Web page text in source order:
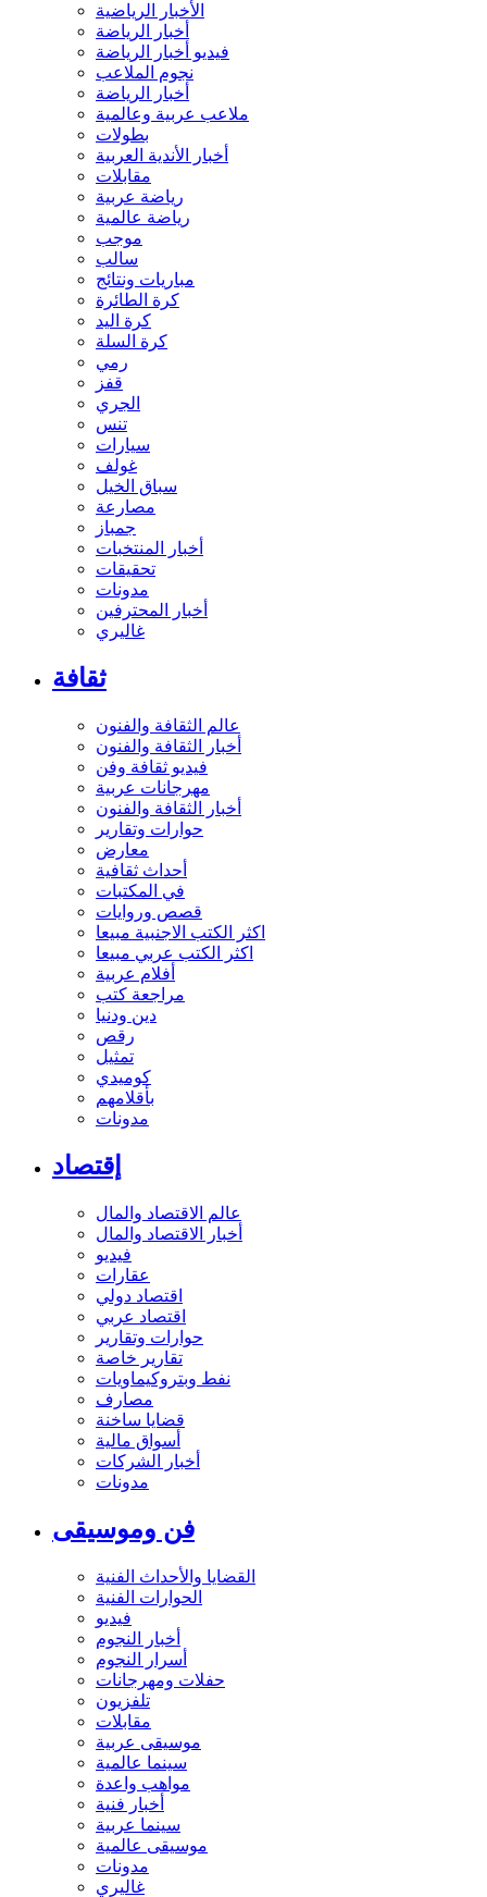
الأخبار الرياضية
أخبار الرياضة
فيديو أخبار الرياضة
نجوم الملاعب
أخبار الرياضة
ملاعب عربية وعالمية
بطولات
أخبار الأندية العربية
مقابلات
رياضة عربية
رياضة عالمية
موجب
سالب
مباريات ونتائج
كرة الطائرة
كرة اليد
كرة السلة
رمي
قفز
الجري
تنس
سيارات
غولف
سباق الخيل
مصارعة
جمباز
أخبار المنتخبات
تحقيقات
مدونات
أخبار المحترفين
غاليري
ثقافة
عالم الثقافة والفنون
أخبار الثقافة والفنون
فيديو ثقافة وفن
مهرجانات عربية
أخبار الثقافة والفنون
حوارات وتقارير
معارض
أحداث ثقافية
في المكتبات
قصص وروايات
اكثر الكتب الاجنبية مبيعا
اكثر الكتب عربي مبيعا
أفلام عربية
مراجعة كتب
دين ودنيا
رقص
تمثيل
كوميدي
بأقلامهم
مدونات
إقتصاد
عالم الاقتصاد والمال
أخبار الاقتصاد والمال
فيديو
عقارات
اقتصاد دولي
اقتصاد عربي
حوارات وتقارير
تقارير خاصة
نفط وبتروكيماويات
مصارف
قضايا ساخنة
أسواق مالية
أخبار الشركات
مدونات
فن وموسيقى
القضايا والأحداث الفنية
الحوارات الفنية
فيديو
أخبار النجوم
أسرار النجوم
حفلات ومهرجانات
تلفزيون
مقابلات
موسيقى عربية
سينما عالمية
مواهب واعدة
أخبار فنية
سينما عربية
موسيقى عالمية
مدونات
غاليري